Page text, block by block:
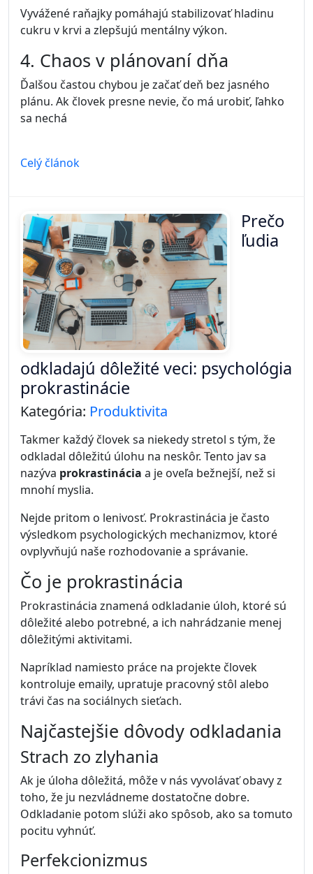
5
návykov, ktoré zvyšujú produktivitu
Produktivita nie je o tom pracovať viac hodín. Oveľa
dôležitejšie je pracovať efektívnejšie. Mnoho
úspešných ľudí má spoločnú jednu vec – silné
pracovné návyky, ktoré im pomáhajú zvládnuť viac
práce s menším stresom.
Dobrá správa je, že tieto návyky sa dajú naučiť.
Stačí začať postupne a budovať ich krok za
krokom.
1. Plánovanie dňa vopred
Produktívni ľudia si často plánujú deň ešte večer
predtým. Ráno tak presne vedia, čo majú robiť.
Tento jednoduchý zvyk pomáha rýchlejšie začať
pracovať a znižuje čas strávený rozhodovaním.
2. Práca na najdôležitejších
úlohách ráno
Mnoho ľudí má najviac energie práve v prvých
hodinách dňa. Preto je dobré začať deň úlohami,
ktoré majú najväčší význam.
Ak najdôležitejšie úlohy zvládnete hneď ráno,
zvyšok dňa bude oveľa pokojnejší.
3. Bloky sústredenej práce
Namiesto neustáleho prepínania medzi úlohami je
efektívnejšie pracovať v blokoch sústredenia.
vyrušovania môže výrazne zvýšiť výkon.
4. Obmedzenie rozptýlení
Sociálne siete, notifikácie alebo časté kontroly
emailu dokážu narušiť koncentráciu.
Produktívni ľudia sa snažia tieto rušivé faktory